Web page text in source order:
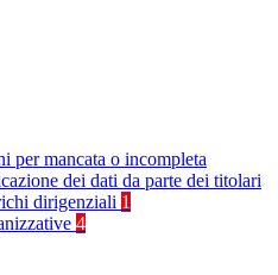
per mancata o incompleta
dei dati da parte dei titolari
dirigenziali 1
4